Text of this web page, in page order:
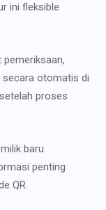
ini fleksible
secara otomatis di
proses
baru
penting
QR.